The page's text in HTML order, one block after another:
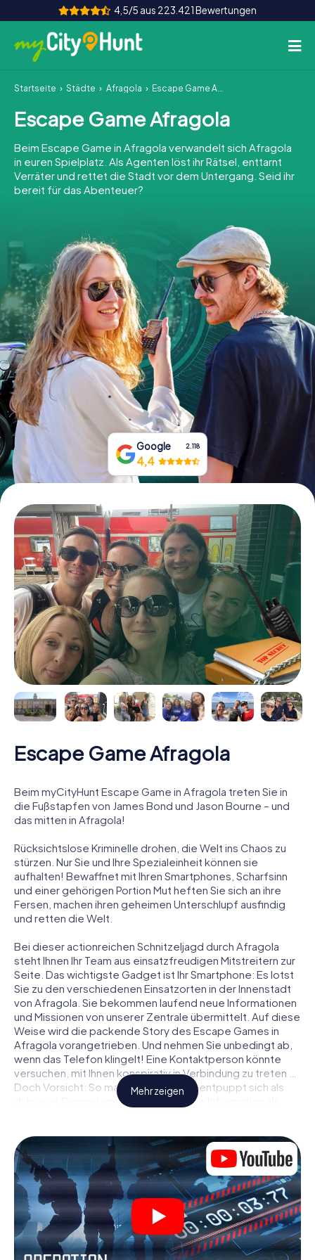
4,5/5 aus 223.421 Bewertungen
So funktioniert's
Städte
Touren
Teamevent
INT AT CH
DE
ES
FR UK
IE
IT
NL
Tickets buchen
Gutscheine bestellen
Startseite Städte Afragola Escape Game Afragola
Escape Game Afragola
Beim Escape Game in Afragola verwandelt sich Afragola
in euren Spielplatz. Als Agenten löst ihr Rätsel, enttarnt
Verräter und rettet die Stadt vor dem Untergang. Seid ihr
bereit für das Abenteuer?
Google 2.118
4,4
Escape Game Afragola
Beim myCityHunt Escape Game in Afragola treten Sie in
die Fußstapfen von James Bond und Jason Bourne – und
das mitten in Afragola!
Rücksichtslose Kriminelle drohen, die Welt ins Chaos zu
stürzen. Nur Sie und Ihre Spezialeinheit können sie
aufhalten! Bewaffnet mit Ihren Smartphones, Scharfsinn
und einer gehörigen Portion Mut heften Sie sich an ihre
Fersen, machen ihren geheimen Unterschlupf ausfindig
und retten die Welt.
Bei dieser actionreichen Schnitzeljagd durch Afragola
steht Ihnen Ihr Team aus einsatzfreudigen Mitstreitern zur
Seite. Das wichtigste Gadget ist Ihr Smartphone: Es lotst
Sie zu den verschiedenen Einsatzorten in der Innenstadt
von Afragola. Sie bekommen laufend neue Informationen
und Missionen von unserer Zentrale übermittelt. Auf diese
Weise wird die packende Story des Escape Games in
Afragola vorangetrieben. Und nehmen Sie unbedingt ab,
wenn das Telefon klingelt! Eine Kontaktperson könnte
versuchen, mit Ihnen konspirativ in Verbindung zu treten …
Doch Vorsicht: So mancher Informant entpuppt sich als
dubioser Doppelagent und so manche Information als
Sie niemandem!
Anders als in einem klassischen Escape Room in Afragola
sind Sie also nicht in ein Zimmer eingesperrt, aus dem Sie
sich in einem vorgegebenen Zeitfenster befreien
müssen. Diese Smartphone Schnitzeljagd erklärt ganz
Afragola zu Ihrem persönlichen Spielfeld! Die technische
Voraussetzung für Ihr Agentenabenteuer in Afragola: Ein
Smartphone mit Zugang ins mobile Internet. Per Klick
Mehr zeigen